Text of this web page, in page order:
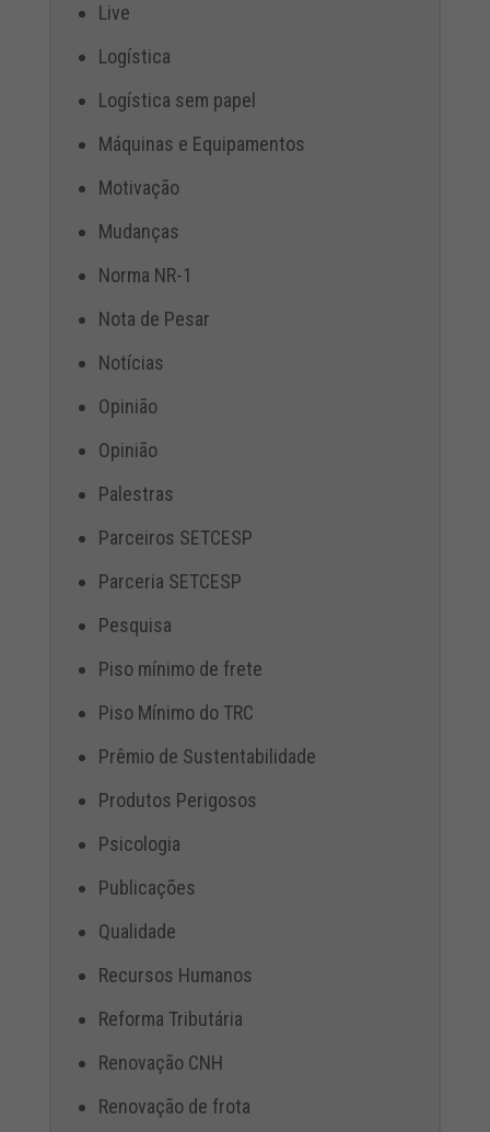
Live
Logística
Logística sem papel
Máquinas e Equipamentos
Motivação
Mudanças
Norma NR-1
Nota de Pesar
Notícias
Opinião
Opinião
Palestras
Parceiros SETCESP
Parceria SETCESP
Pesquisa
Piso mínimo de frete
Piso Mínimo do TRC
Prêmio de Sustentabilidade
Produtos Perigosos
Psicologia
Publicações
Qualidade
Recursos Humanos
Reforma Tributária
Renovação CNH
Renovação de frota